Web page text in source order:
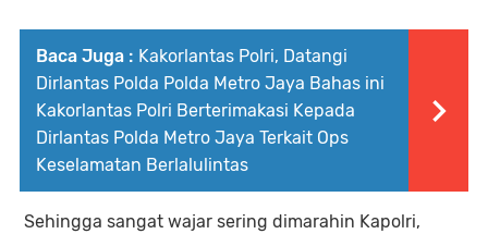
Baca Juga : Kakorlantas Polri, Datangi
Dirlantas Polda Polda Metro Jaya Bahas ini
Kakorlantas Polri Berterimakasi Kepada
Dirlantas Polda Metro Jaya Terkait Ops
Keselamatan Berlalulintas
Sehingga sangat wajar sering dimarahin Kapolri,